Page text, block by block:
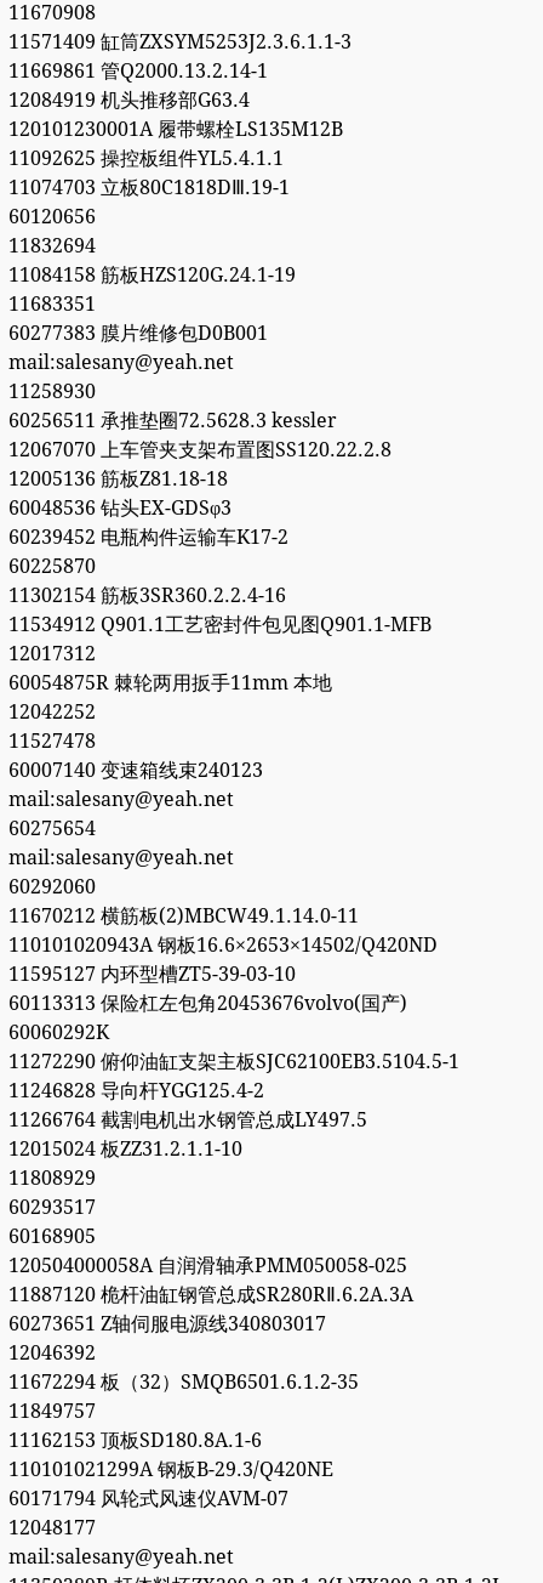
11670908
11571409 缸筒ZXSYM5253J2.3.6.1.1-3
11669861 管Q2000.13.2.14-1
12084919 机头推移部G63.4
120101230001A 履带螺栓LS135M12B
11092625 操控板组件YL5.4.1.1
11074703 立板80C1818DⅢ.19-1
60120656
11832694
11084158 筋板HZS120G.24.1-19
11683351
60277383 膜片维修包D0B001
mail:salesany@yeah.net
11258930
60256511 承推垫圈72.5628.3 kessler
12067070 上车管夹支架布置图SS120.22.2.8
12005136 筋板Z81.18-18
60048536 钻头EX-GDSφ3
60239452 电瓶构件运输车K17-2
60225870
11302154 筋板3SR360.2.2.4-16
11534912 Q901.1工艺密封件包见图Q901.1-MFB
12017312
60054875R 棘轮两用扳手11mm 本地
12042252
11527478
60007140 变速箱线束240123
mail:salesany@yeah.net
60275654
mail:salesany@yeah.net
60292060
11670212 横筋板(2)MBCW49.1.14.0-11
110101020943A 钢板16.6×2653×14502/Q420ND
11595127 内环型槽ZT5-39-03-10
60113313 保险杠左包角20453676volvo(国产)
60060292K
11272290 俯仰油缸支架主板SJC62100EB3.5104.5-1
11246828 导向杆YGG125.4-2
11266764 截割电机出水钢管总成LY497.5
12015024 板ZZ31.2.1.1-10
11808929
60293517
60168905
120504000058A 自润滑轴承PMM050058-025
11887120 桅杆油缸钢管总成SR280RⅡ.6.2A.3A
60273651 Z轴伺服电源线340803017
12046392
11672294 板（32）SMQB6501.6.1.2-35
11849757
11162153 顶板SD180.8A.1-6
110101021299A 钢板B-29.3/Q420NE
60171794 风轮式风速仪AVM-07
12048177
mail:salesany@yeah.net